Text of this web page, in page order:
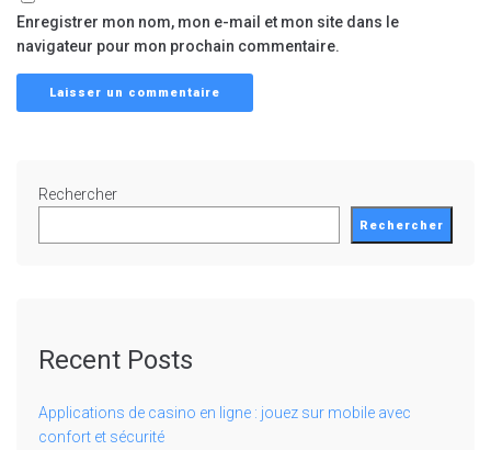
Enregistrer mon nom, mon e-mail et mon site dans le
navigateur pour mon prochain commentaire.
Rechercher
Rechercher
Recent Posts
Applications de casino en ligne : jouez sur mobile avec
confort et sécurité